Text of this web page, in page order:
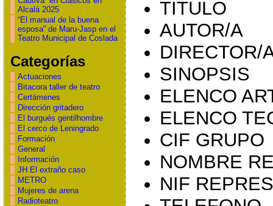
Alcalá 2025
“El manual de la buena
esposa” de Maru-Jasp en el
Teatro Municipal de Coslada
Categorías
Actuaciones
Bitacora taller de teatro
Certámenes
Dirección gritadero
El burgués gentilhombre
El cerco de Leningrado
Formación
General
Información
JH El extraño caso
METRO
Mujeres de arena
Radioteatro
TITULO
AUTOR/A
DIRECTOR/
SINOPSIS
ELENCO
ELENCO
CIF GRUPO
NOMBRE
NIF